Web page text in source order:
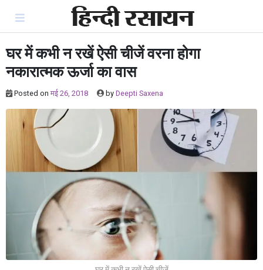
content
घर में कभी न रखें ऐसी चीजें वरना होगा
नकारात्मक ऊर्जा का वास
Posted on मई 26, 2018 by Deepti Saxena